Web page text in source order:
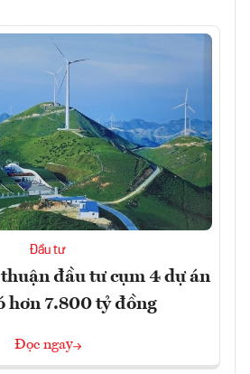
Đầu tư
đầu tư cụm 4 dự án
hơn 7.800 tỷ đồng
Đọc ngay